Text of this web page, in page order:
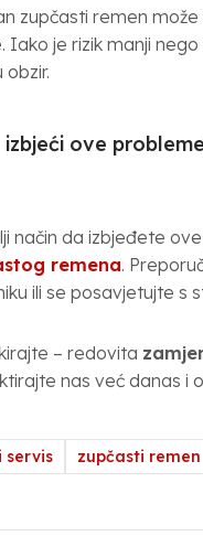
zupčasti remen
Iako je rizik manji
obzir.
izbjeći ove
način da izbjeđete
remena.
ili se posavjetujte s
– redovita
nas već danas i
servis zupčasti remen